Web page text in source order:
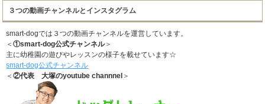
３つの動画チャンネルとインスタグラム
smart-dogでは３つの動画チャンネルを運営しています。
＜①smart-dog公式チャンネル＞
主に幼稚園の遊びやレッスンの様子を載せています☆
smart-dog公式チャンネル
＜②代表 大塚のyoutube channnel ＞